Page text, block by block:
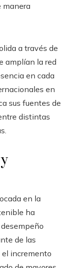
manera
a través de
amplían la red
en cada
en
sus fuentes de
distintas
en la
ha
de las
incremento